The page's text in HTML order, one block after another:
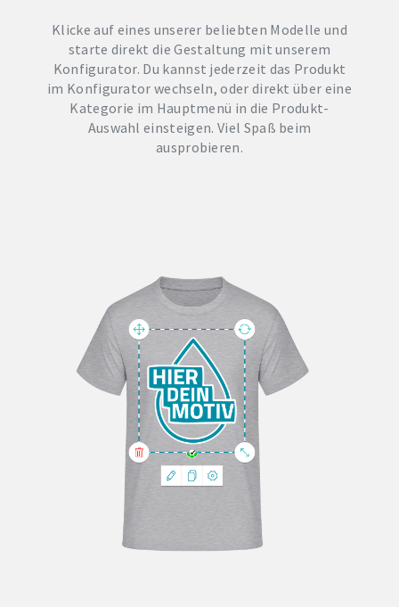
Klicke auf eines unserer beliebten Modelle und
starte direkt die Gestaltung mit unserem
Konfigurator. Du kannst jederzeit das Produkt
im Konfigurator wechseln, oder direkt über eine
Kategorie im Hauptmenü in die Produkt-
Auswahl einsteigen. Viel Spaß beim
ausprobieren.